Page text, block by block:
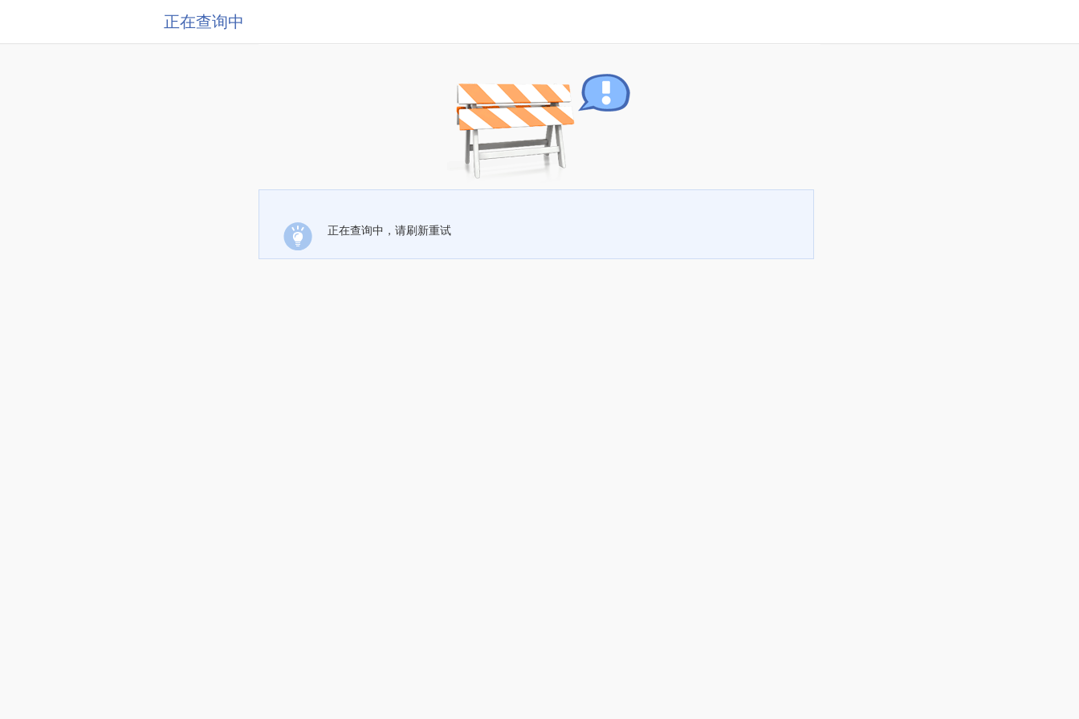
正在查询中
正在查询中，请刷新重试